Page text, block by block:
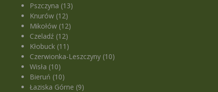
Pszczyna (13)
Knurów (12)
Mikołów (12)
Czeladź (12)
Kłobuck (11)
Czerwionka-Leszczyny (10)
Wisła (10)
Bieruń (10)
Łaziska Górne (9)